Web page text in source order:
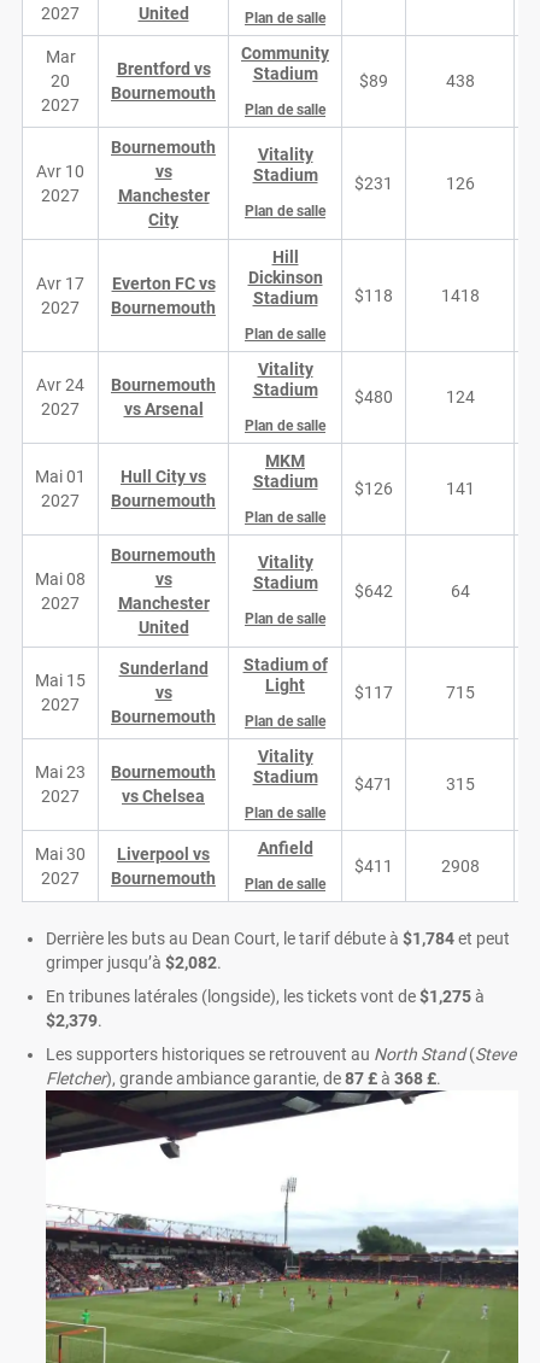
2027
United
Plan de salle
Mar
20
2027
Brentford vs
Bournemouth
Community
Stadium
Plan de salle
$89 438
Avr 10
2027
Bournemouth
vs
Manchester
City
Vitality
Stadium
Plan de salle
$231 126
Avr 17
2027
Everton FC vs
Bournemouth
Hill
Dickinson
Stadium
Plan de salle
$118 1418
Avr 24
2027
Bournemouth
vs Arsenal
Vitality
Stadium
Plan de salle
$480 124
Mai 01
2027
Hull City vs
Bournemouth
MKM
Stadium
Plan de salle
$126 141
Mai 08
2027
Bournemouth
vs
Manchester
United
Vitality
Stadium
Plan de salle
$642 64
Mai 15
2027
Sunderland
vs
Bournemouth
Stadium of
Light
Plan de salle
$117 715
Mai 23
2027
Bournemouth
vs Chelsea
Vitality
Stadium
Plan de salle
$471 315
Mai 30
2027
Liverpool vs
Bournemouth
Anfield
Plan de salle
$411 2908
Derrière les buts au Dean Court, le tarif débute à $1,784et peut
grimper jusqu’à $2,082.
En tribunes latérales (longside), les tickets vont de$1,275à
$2,379.
Les supporters historiques se retrouvent au North Stand(Steve
Fletcher), grande ambiance garantie, de87 £à 368 £.